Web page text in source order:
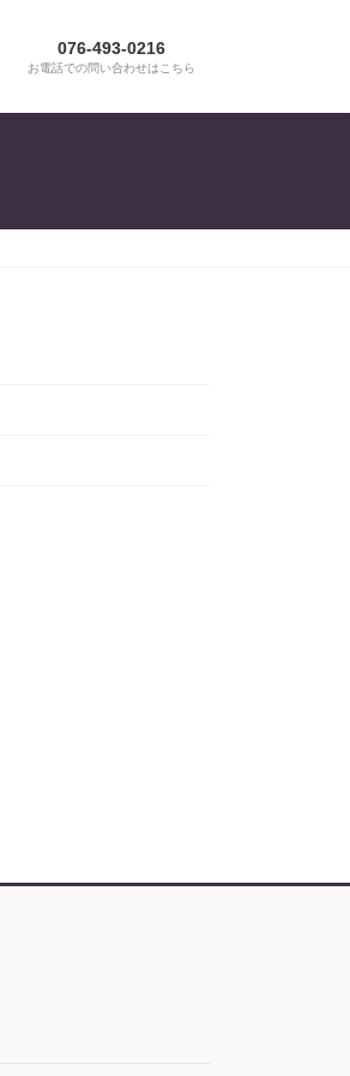
076-493-0216
お電話での問い合わせはこちら